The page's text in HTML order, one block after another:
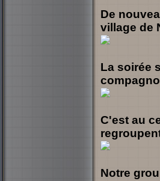
De
village de
La soirée
C'est au
Notre